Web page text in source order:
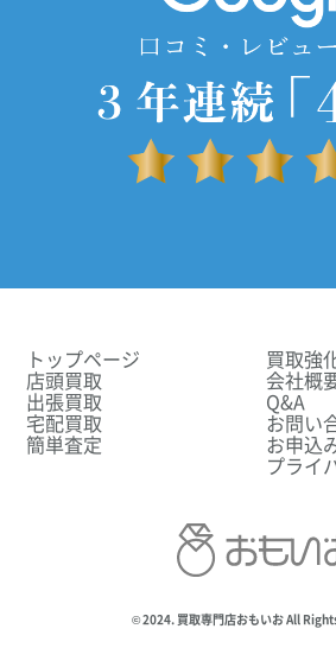
トップページ
店頭買取
出張買取
宅配買取
簡単査定
買取強
会社概
Q&A
お問い
お申込
プライ
© 2024. 買取専門店おもいお All